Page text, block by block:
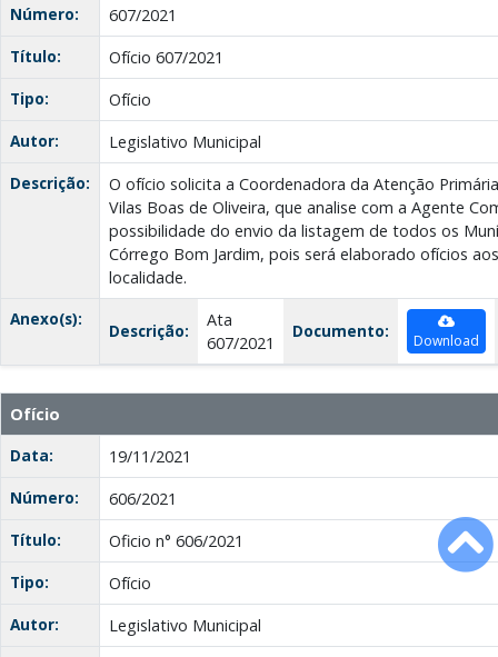
Número:
607/2021
Título:
Ofício 607/2021
Tipo:
Ofício
Autor:
Legislativo Municipal
Descrição:
O ofício solicita a Coordenadora da Atenção
Vilas Boas de Oliveira, que analise com a Agente
possibilidade do envio da listagem de todos os
Córrego Bom Jardim, pois será elaborado ofícios
localidade.
Anexo(s):
Descrição:
Ata
607/2021
Documento: Download
Ofício
Data:
19/11/2021
Número:
606/2021
Título:
Oficio n° 606/2021
Tipo:
Ofício
Autor:
Legislativo Municipal